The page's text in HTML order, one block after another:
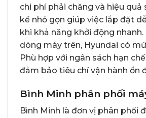
chi phí phải chăng và hiệu quả
kế nhỏ gọn giúp việc lắp đặt
khi khả năng khởi động nhanh.
dòng máy trên, Hyundai có
Phù hợp với ngân sách hạn
đảm bảo tiêu chí vận hành ổn
Bình Minh phân phối
Bình Minh là đơn vị phân phối